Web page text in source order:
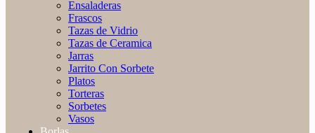
Ensaladeras
Frascos
Tazas de Vidrio
Tazas de Ceramica
Jarras
Jarrito Con Sorbete
Platos
Torteras
Sorbetes
Vasos